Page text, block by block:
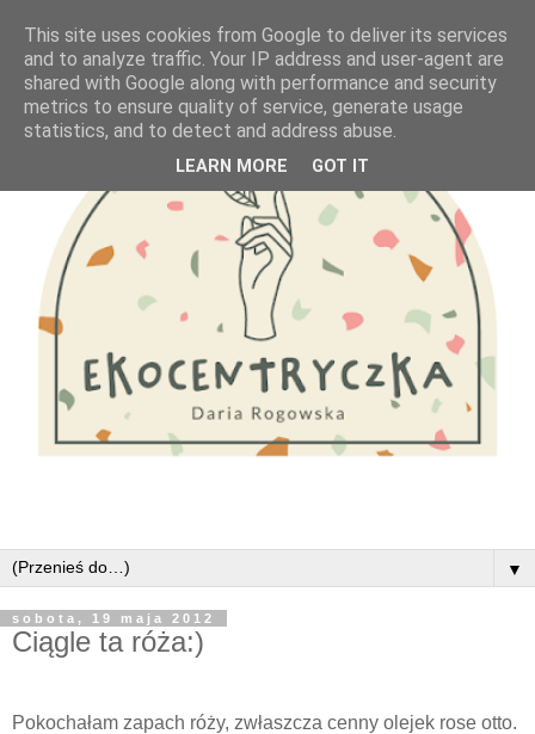
▼
sobota, 19 maja 2012
Ciągle ta róża:)
Pokochałam zapach róży, zwłaszcza cenny olejek rose otto.
This site uses cookies from Google to deliver its services
and to analyze traffic. Your IP address and user-agent are
shared with Google along with performance and security
metrics to ensure quality of service, generate usage
statistics, and to detect and address abuse.
LEARN MORE GOT IT